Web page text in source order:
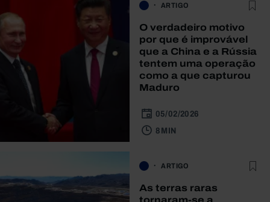
ARTIGO
O verdadeiro motivo
por que é improvável
que a China e a Rússia
tentem uma operação
como a que capturou
Maduro
05/02/2026
8 MIN
ARTIGO
As terras raras
tornaram-se a